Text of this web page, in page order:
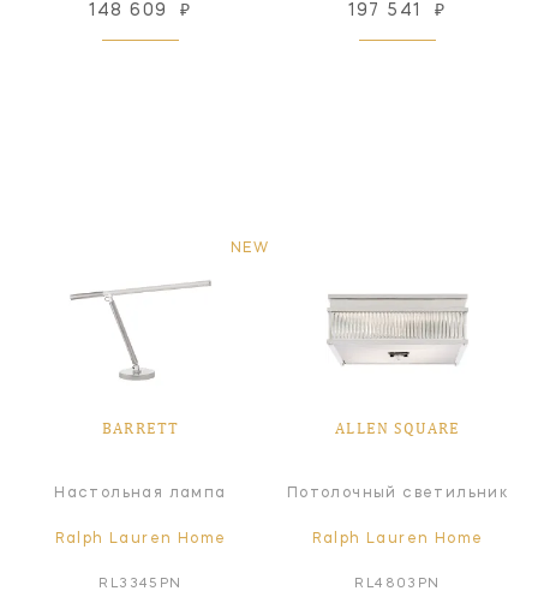
148 609 ₽ 197 541 ₽
NEW
BARRETT
Настольная лампа
Ralph Lauren Home
RL3345PN
ALLEN SQUARE
Потолочный светильник
Ralph Lauren Home
RL4803PN